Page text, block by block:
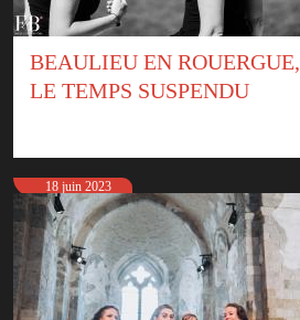
BEAULIEU EN ROUERGUE,
LE TEMPS SUSPENDU
18 juin 2023